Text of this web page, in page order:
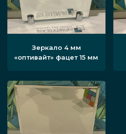
Зеркало 4 мм
«оптивайт» фацет 15 мм